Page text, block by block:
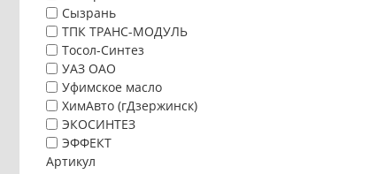
Сызрань
ТПК ТРАНС-МОДУЛЬ
Тосол-Синтез
УАЗ ОАО
Уфимское масло
ХимАвто (гДзержинск)
ЭКОСИНТЕЗ
ЭФФЕКТ
Артикул